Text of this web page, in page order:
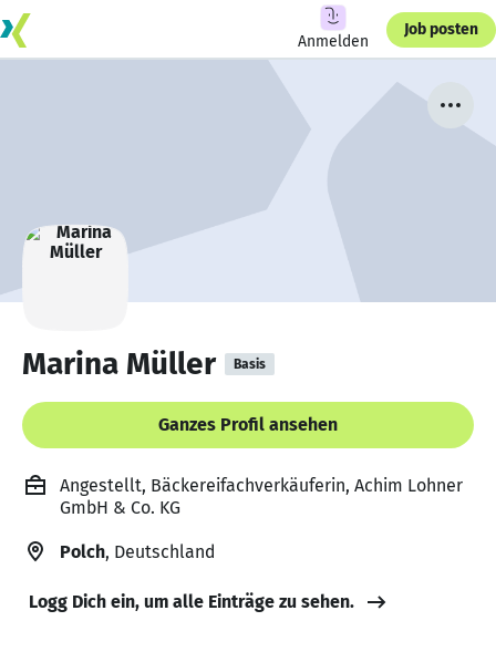
Anmelden
Job posten
Marina Müller Basis
Ganzes Profil ansehen
Angestellt, Bäckereifachverkäuferin, Achim Lohner
GmbH & Co. KG
Polch, Deutschland
Logg Dich ein, um alle Einträge zu sehen.